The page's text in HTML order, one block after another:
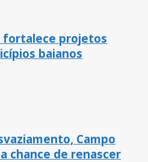
fortalece projetos
baianos
Campo
chance de renascer